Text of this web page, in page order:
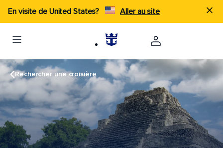
En visite de United States? Aller au site
Rechercher une croisière